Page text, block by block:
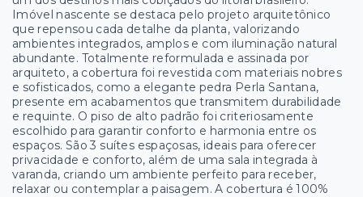
Imóvel nascente se destaca pelo projeto arquitetônico
que repensou cada detalhe da planta, valorizando
ambientes integrados, amplos e com iluminação natural
abundante. Totalmente reformulada e assinada por
arquiteto, a cobertura foi revestida com materiais nobres
e sofisticados, como a elegante pedra Perla Santana,
presente em acabamentos que transmitem durabilidade
e requinte. O piso de alto padrão foi criteriosamente
escolhido para garantir conforto e harmonia entre os
espaços. São 3 suítes espaçosas, ideais para oferecer
privacidade e conforto, além de uma sala integrada à
varanda, criando um ambiente perfeito para receber,
relaxar ou contemplar a paisagem. A cobertura é 100%